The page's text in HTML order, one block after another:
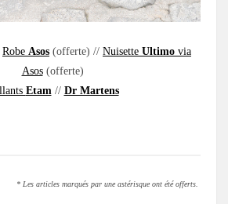
Robe Asos (offerte) // Nuisette Ultimo via
Asos(offerte)
Etam// Dr Martens
* Les articles marqués par une astérisque ont été offerts.